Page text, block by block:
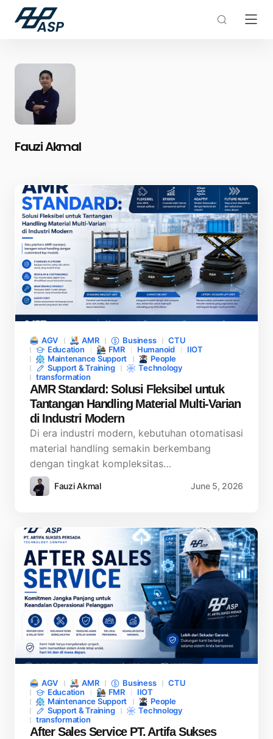
Fauzi Akmal
AGV AMR Business
CTU
Education
FMR Humanoid
IIOT
Maintenance Support
People
Support & Training
Technology
transformation
AMR Standard: Solusi Fleksibel untuk
Tantangan Handling Material Multi-Varian
di Industri Modern
Di era industri modern, kebutuhan otomatisasi
material handling semakin berkembang
dengan tingkat kompleksitas…
Fauzi Akmal June 5, 2026
AGV AMR Business
CTU
Education
FMR
IIOT
Maintenance Support
People
Support & Training
Technology
transformation
After Sales Service PT. Artifa Sukses